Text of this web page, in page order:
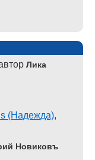
Лика
(Надежда),
Новиковъ